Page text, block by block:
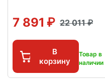
7 891 22 011
В
корзину
Товар в
наличии